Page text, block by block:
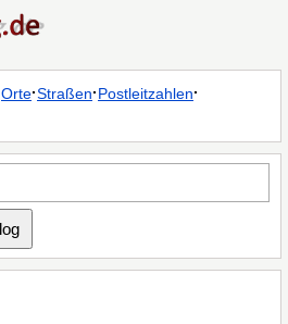
Orte·Straßen·Postleitzahlen·